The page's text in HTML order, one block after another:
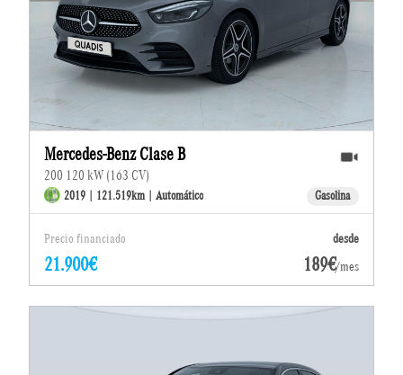
Mercedes-Benz Clase B
200 120 kW (163 CV)
2019 | 121.519km | Automático Gasolina
Precio financiado desde
21.900€ 189€/mes